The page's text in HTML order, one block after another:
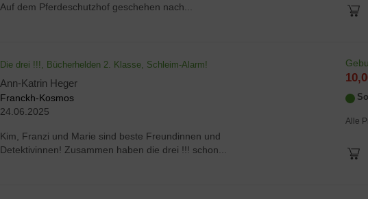
Auf dem Pferdeschutzhof geschehen nach...
Die drei !!!, Bücherhelden 2. Klasse, Schleim-Alarm!
Ann-Katrin Heger
Franckh-Kosmos
24.06.2025
Kim, Franzi und Marie sind beste Freundinnen und
Detektivinnen! Zusammen haben die drei !!! schon...
Alle